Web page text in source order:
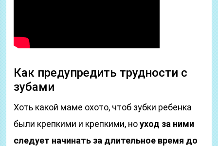
Как предупредить трудности с
зубами
Хоть какой маме охото, чтоб зубки ребенка
были крепкими и крепкими, ноуход за ними
следует начинать за длительное время до